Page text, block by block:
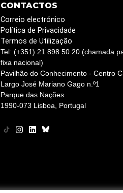
CONTACTOS
Correio electrónico
Política de Privacidade
Termos de Utilização
Tel: (+351) 21 898 50 20 (chamada
fixa nacional)
Pavilhão do Conhecimento - Centro
Largo José Mariano Gago n.º1
Parque das Nações
1990-073 Lisboa, Portugal